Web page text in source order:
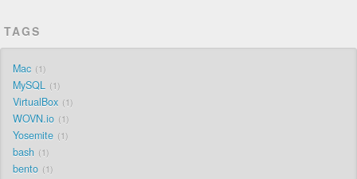
TAGS
Mac 1
MySQL 1
VirtualBox 1
WOVN.io 1
Yosemite 1
bash 1
bento 1